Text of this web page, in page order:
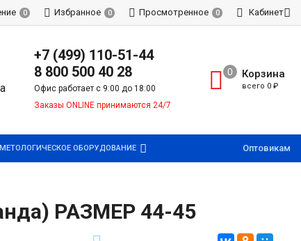
0 Избранное 0 Просмотренное 0 Кабинет
+7 (499) 110-51-44
8 800 500 40 28
Офис работает с 9:00 до 18:00
Заказы ONLINE принимаются 24/7
Корзина
всего 0 ₽
ОБОРУДОВАНИЕ Оптовикам
РАЗМЕР 44-45